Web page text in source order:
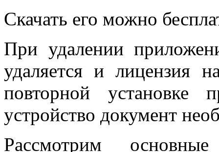
Скачать его можно
При удалении
удаляется и лицензия
повторной
устройство документ
Рассмотрим